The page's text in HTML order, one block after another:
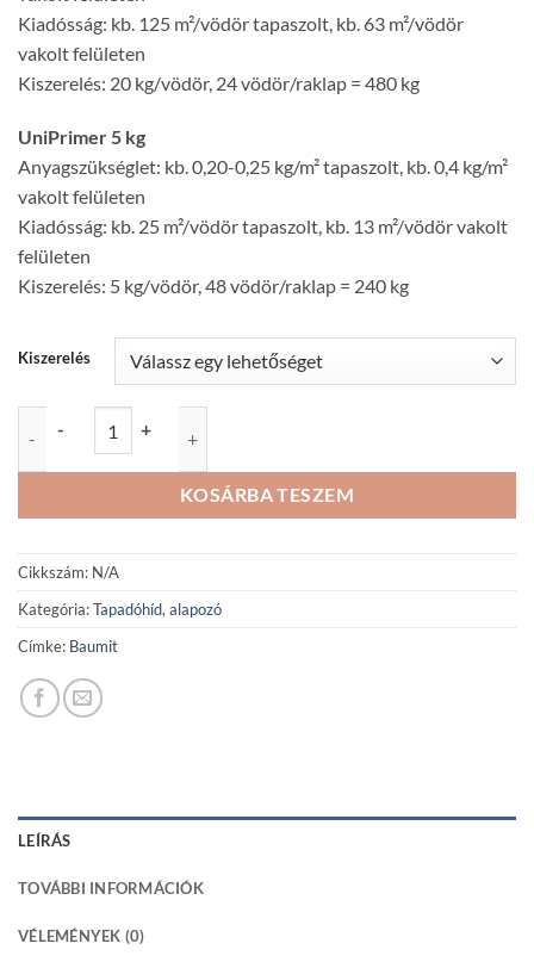
Kiadósság: kb. 125 m²/vödör tapaszolt, kb. 63 m²/vödör
vakolt felületen
Kiszerelés: 20 kg/vödör, 24 vödör/raklap = 480 kg
UniPrimer 5 kg
Anyagszükséglet: kb. 0,20-0,25 kg/m² tapaszolt, kb. 0,4 kg/m²
vakolt felületen
Kiadósság: kb. 25 m²/vödör tapaszolt, kb. 13 m²/vödör vakolt
felületen
Kiszerelés: 5 kg/vödör, 48 vödör/raklap = 240 kg
Kiszerelés
- +
KOSÁRBA TESZEM
Cikkszám: N/A
Kategória:Tapadóhíd, alapozó
Címke: Baumit
LEÍRÁS
TOVÁBBI INFORMÁCIÓK
VÉLEMÉNYEK (0)